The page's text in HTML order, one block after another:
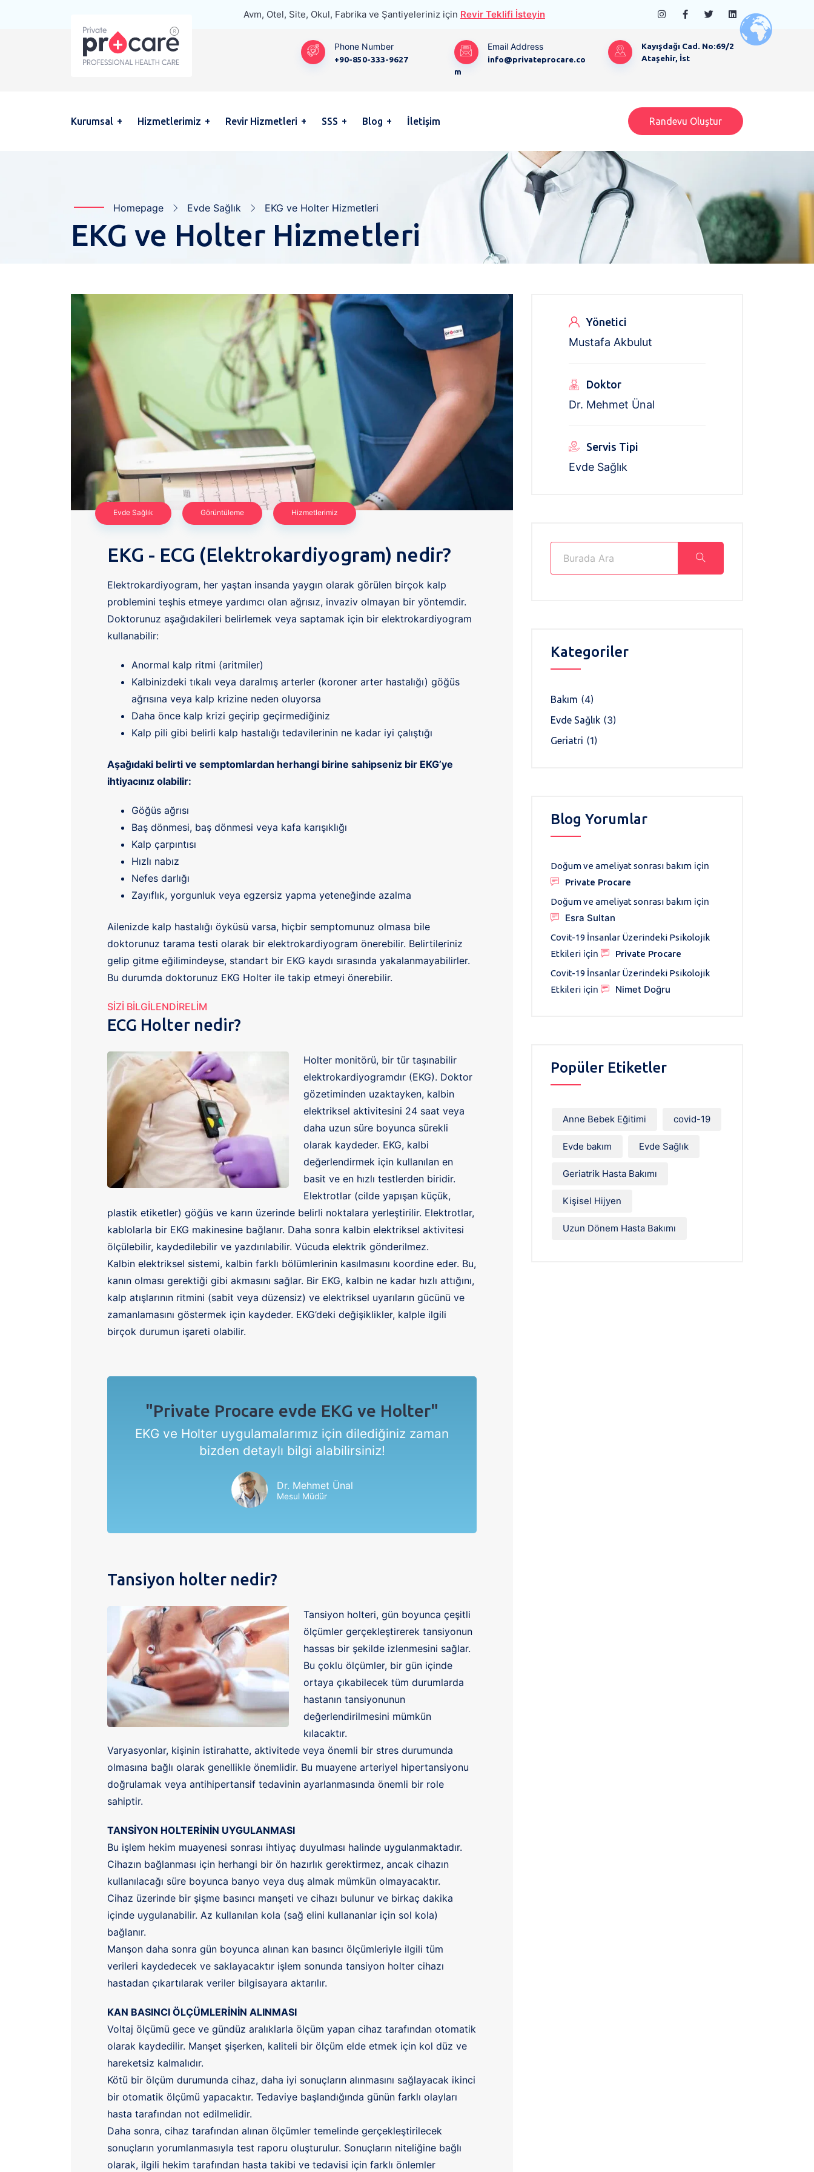
Avm, Otel, Site, Okul, Fabrika ve Şantiyeleriniz için Revir Teklifi İsteyin
Phone Number
+90-850-333-9627
Email Address
info@privateprocare.co
m
Kayışdağı Cad. No:69/2
Ataşehir, İst
Kurumsal Hizmetlerimiz Revir Hizmetleri SSS Blog İletişim Randevu Oluştur
Homepage Evde Sağlık EKG ve Holter Hizmetleri
EKG ve Holter Hizmetleri
Evde Sağlık Görüntüleme Hizmetlerimiz
EKG - ECG (Elektrokardiyogram) nedir?
Elektrokardiyogram, her yaştan insanda yaygın olarak görülen birçok kalp
problemini teşhis etmeye yardımcı olan ağrısız, invaziv olmayan bir yöntemdir.
Doktorunuz aşağıdakileri belirlemek veya saptamak için bir elektrokardiyogram
kullanabilir:
Anormal kalp ritmi (aritmiler)
Kalbinizdeki tıkalı veya daralmış arterler (koroner arter hastalığı) göğüs
ağrısına veya kalp krizine neden oluyorsa
Daha önce kalp krizi geçirip geçirmediğiniz
Kalp pili gibi belirli kalp hastalığı tedavilerinin ne kadar iyi çalıştığı
Aşağıdaki belirti ve semptomlardan herhangi birine sahipseniz bir EKG’ye
ihtiyacınız olabilir:
Göğüs ağrısı
Baş dönmesi, baş dönmesi veya kafa karışıklığı
Kalp çarpıntısı
Hızlı nabız
Nefes darlığı
Zayıflık, yorgunluk veya egzersiz yapma yeteneğinde azalma
Ailenizde kalp hastalığı öyküsü varsa, hiçbir semptomunuz olmasa bile
doktorunuz tarama testi olarak bir elektrokardiyogram önerebilir. Belirtileriniz
gelip gitme eğilimindeyse, standart bir EKG kaydı sırasında yakalanmayabilirler.
Bu durumda doktorunuz EKG Holter ile takip etmeyi önerebilir.
SIZI BILGILENDIRELIM
ECG Holter nedir?
Holter monitörü, bir tür taşınabilir
elektrokardiyogramdır (EKG). Doktor
gözetiminden uzaktayken, kalbin
elektriksel aktivitesini 24 saat veya
daha uzun süre boyunca sürekli
olarak kaydeder. EKG, kalbi
değerlendirmek için kullanılan en
basit ve en hızlı testlerden biridir.
Elektrotlar (cilde yapışan küçük,
plastik etiketler) göğüs ve karın üzerinde belirli noktalara yerleştirilir. Elektrotlar,
kablolarla bir EKG makinesine bağlanır. Daha sonra kalbin elektriksel aktivitesi
ölçülebilir, kaydedilebilir ve yazdırılabilir. Vücuda elektrik gönderilmez.
Kalbin elektriksel sistemi, kalbin farklı bölümlerinin kasılmasını koordine eder. Bu,
kanın olması gerektiği gibi akmasını sağlar. Bir EKG, kalbin ne kadar hızlı attığını,
kalp atışlarının ritmini (sabit veya düzensiz) ve elektriksel uyarıların gücünü ve
zamanlamasını göstermek için kaydeder. EKG’deki değişiklikler, kalple ilgili
birçok durumun işareti olabilir.
"Private Procare evde EKG ve Holter"
EKG ve Holter uygulamalarımız için dilediğiniz zaman
bizden detaylı bilgi alabilirsiniz!
Dr. Mehmet Ünal
Mesul Müdür
Tansiyon holter nedir?
Tansiyon holteri, gün boyunca çeşitli
ölçümler gerçekleştirerek tansiyonun
hassas bir şekilde izlenmesini sağlar.
Bu çoklu ölçümler, bir gün içinde
ortaya çıkabilecek tüm durumlarda
hastanın tansiyonunun
değerlendirilmesini mümkün
kılacaktır.
Varyasyonlar, kişinin istirahatte, aktivitede veya önemli bir stres durumunda
olmasına bağlı olarak genellikle önemlidir. Bu muayene arteriyel hipertansiyonu
doğrulamak veya antihipertansif tedavinin ayarlanmasında önemli bir role
sahiptir.
TANSİYON HOLTERİNİN UYGULANMASI
Bu işlem hekim muayenesi sonrası ihtiyaç duyulması halinde uygulanmaktadır.
Cihazın bağlanması için herhangi bir ön hazırlık gerektirmez, ancak cihazın
kullanılacağı süre boyunca banyo veya duş almak mümkün olmayacaktır.
Cihaz üzerinde bir şişme basıncı manşeti ve cihazı bulunur ve birkaç dakika
içinde uygulanabilir. Az kullanılan kola (sağ elini kullananlar için sol kola)
bağlanır.
Manşon daha sonra gün boyunca alınan kan basıncı ölçümleriyle ilgili tüm
verileri kaydedecek ve saklayacaktır işlem sonunda tansiyon holter cihazı
hastadan çıkartılarak veriler bilgisayara aktarılır.
KAN BASINCI ÖLÇÜMLERİNİN ALINMASI
Voltaj ölçümü gece ve gündüz aralıklarla ölçüm yapan cihaz tarafından otomatik
olarak kaydedilir. Manşet şişerken, kaliteli bir ölçüm elde etmek için kol düz ve
hareketsiz kalmalıdır.
Kötü bir ölçüm durumunda cihaz, daha iyi sonuçların alınmasını sağlayacak ikinci
bir otomatik ölçümü yapacaktır. Tedaviye başlandığında günün farklı olayları
hasta tarafından not edilmelidir.
Daha sonra, cihaz tarafından alınan ölçümler temelinde gerçekleştirilecek
sonuçların yorumlanmasıyla test raporu oluşturulur. Sonuçların niteliğine bağlı
olarak, ilgili hekim tarafından hasta takibi ve tedavisi için farklı önlemler
Yönetici
Mustafa Akbulut
Doktor
Dr. Mehmet Ünal
Servis Tipi
Evde Sağlık
Kategoriler
Bakım (4)
Evde Sağlık (3)
Geriatri (1)
Blog Yorumlar
Doğum ve ameliyat sonrası bakım için
Private Procare
Doğum ve ameliyat sonrası bakım için
Esra Sultan
Covit-19 İnsanlar Üzerindeki Psikolojik
Etkileri için
Private Procare
Covit-19 İnsanlar Üzerindeki Psikolojik
Etkileri için Nimet Doğru
Popüler Etiketler
Anne Bebek Eğitimi covid-19
Evde bakım Evde Sağlık
Geriatrik Hasta Bakımı
Kişisel Hijyen
Uzun Dönem Hasta Bakımı